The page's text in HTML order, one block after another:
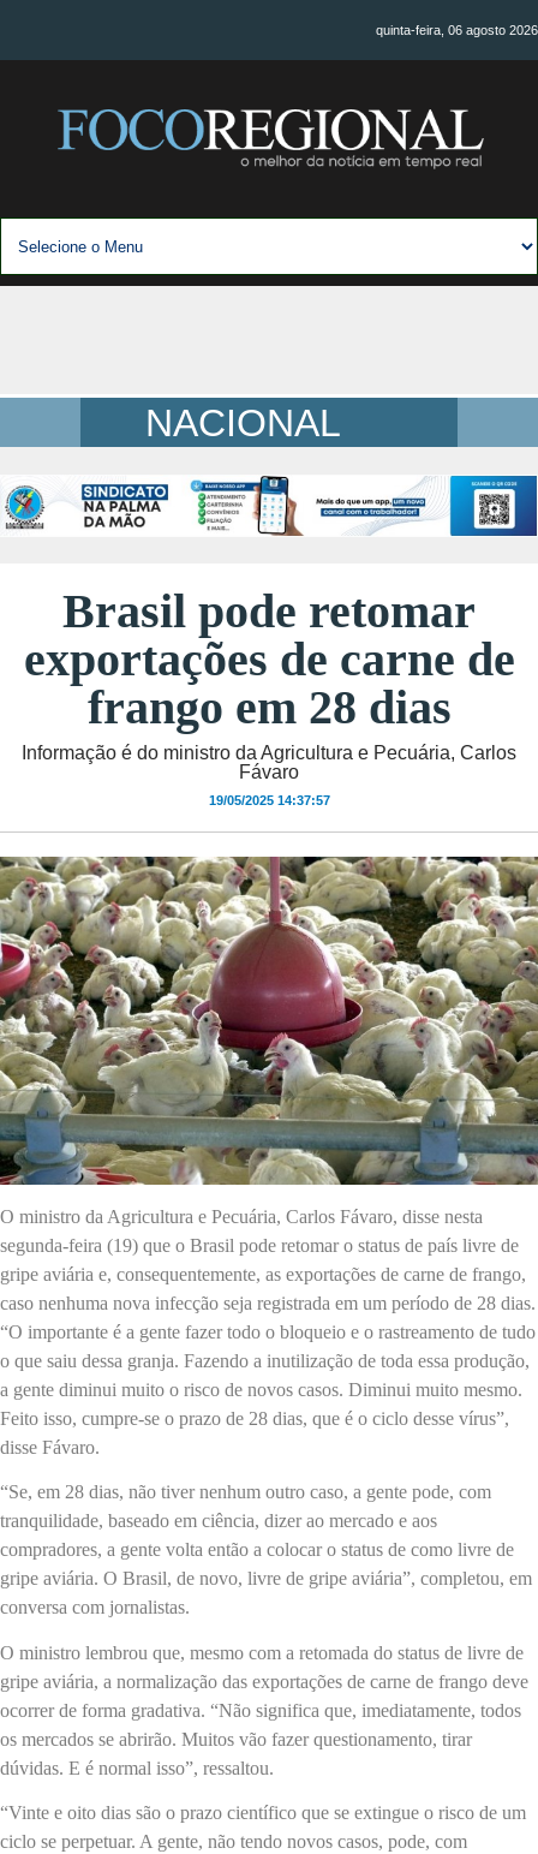
quinta-feira, 06 agosto 2026
NACIONAL
Brasil pode retomar
exportações de carne de
frango em 28 dias
Informação é do ministro da Agricultura e Pecuária, Carlos
Fávaro
19/05/2025 14:37:57
O ministro da Agricultura e Pecuária, Carlos Fávaro, disse nesta
segunda-feira (19) que o Brasil pode retomar o status de país livre de
gripe aviária e, consequentemente, as exportações de carne de frango,
caso nenhuma nova infecção seja registrada em um período de 28 dias.
“O importante é a gente fazer todo o bloqueio e o rastreamento de tudo
o que saiu dessa granja. Fazendo a inutilização de toda essa produção,
a gente diminui muito o risco de novos casos. Diminui muito mesmo.
Feito isso, cumpre-se o prazo de 28 dias, que é o ciclo desse vírus”,
disse Fávaro.
“Se, em 28 dias, não tiver nenhum outro caso, a gente pode, com
tranquilidade, baseado em ciência, dizer ao mercado e aos
compradores, a gente volta então a colocar o status de como livre de
gripe aviária. O Brasil, de novo, livre de gripe aviária”, completou, em
conversa com jornalistas.
O ministro lembrou que, mesmo com a retomada do status de livre de
gripe aviária, a normalização das exportações de carne de frango deve
ocorrer de forma gradativa. “Não significa que, imediatamente, todos
os mercados se abrirão. Muitos vão fazer questionamento, tirar
dúvidas. E é normal isso”, ressaltou.
“Vinte e oito dias são o prazo científico que se extingue o risco de um
ciclo se perpetuar. A gente, não tendo novos casos, pode, com